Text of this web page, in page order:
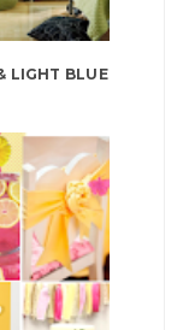
LIGHT BLUE